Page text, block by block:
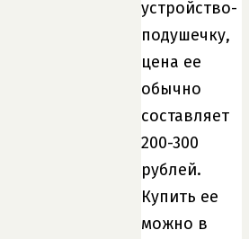
устройство-
подушечку,
цена ее
обычно
составляет
200-300
рублей.
Купить ее
можно в